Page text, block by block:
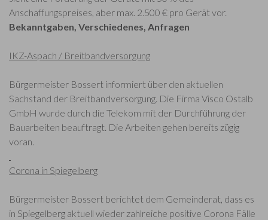
Anschaffungspreises, aber max. 2.500 € pro Gerät vor.
Bekanntgaben, Verschiedenes, Anfragen
IKZ-Aspach / Breitbandversorgung
Bürgermeister Bossert informiert über den aktuellen
Sachstand der Breitbandversorgung. Die Firma Visco Ostalb
GmbH wurde durch die Telekom mit der Durchführung der
Bauarbeiten beauftragt. Die Arbeiten gehen bereits zügig
voran.
Corona in Spiegelberg
Bürgermeister Bossert berichtet dem Gemeinderat, dass es
in Spiegelberg aktuell wieder zahlreiche positive Corona Fälle